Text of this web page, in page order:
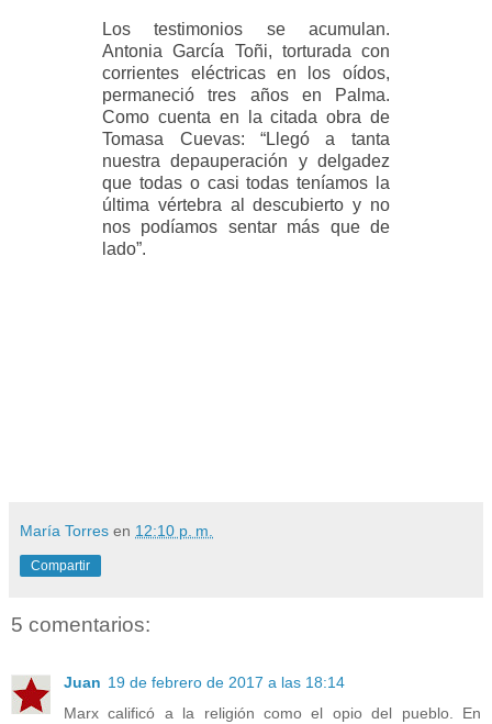
Los testimonios se acumulan.
Antonia García Toñi, torturada con
corrientes eléctricas en los oídos,
permaneció tres años en Palma.
Como cuenta en la citada obra de
Tomasa Cuevas: “Llegó a tanta
nuestra depauperación y delgadez
que todas o casi todas teníamos la
última vértebra al descubierto y no
nos podíamos sentar más que de
lado”.
María Torres en 12:10 p. m.
Compartir
5 comentarios:
Juan 19 de febrero de 2017 a las 18:14
Marx calificó a la religión como el opio del pueblo. En